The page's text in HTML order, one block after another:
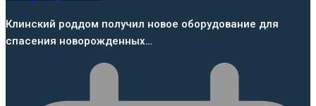
Клинский роддом получил новое оборудование для
спасения новорожденных…